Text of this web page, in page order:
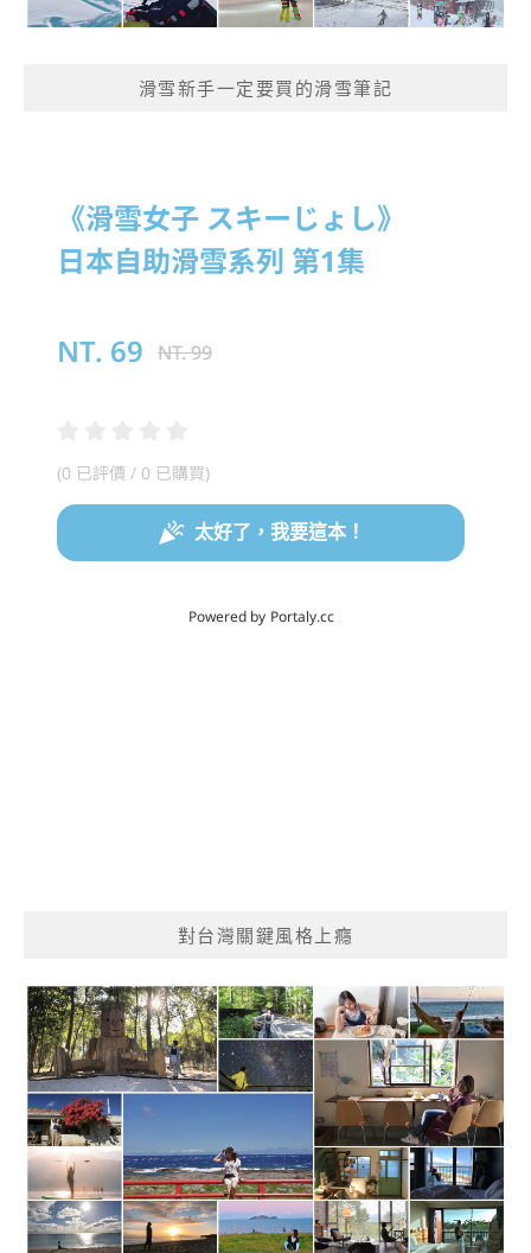
滑雪新手一定要買的滑雪筆記
對台灣關鍵風格上癮